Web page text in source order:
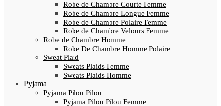
Robe de Chambre Courte Femme
Robe de Chambre Longue Femme
Robe de Chambre Polaire Femme
Robe de Chambre Velours Femme
Robe de Chambre Homme
Robe De Chambre Homme Polaire
Sweat Plaid
Sweats Plaids Femme
Sweats Plaids Homme
Pyjama
Pyjama Pilou Pilou
Pyjama Pilou Pilou Femme